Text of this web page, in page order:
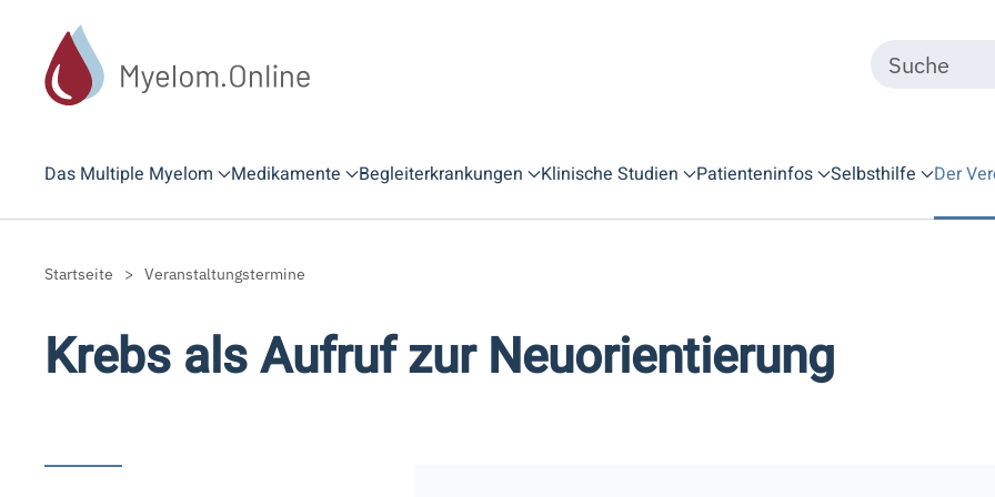
Zum Hauptinhalt springen
Das Multiple Myelom Medikamente Begleiterkrankungen Klinische Studien Patienteninfos Selbsthilfe Der
Startseite Veranstaltungstermine
Krebs als Aufruf zur Neuorientierung